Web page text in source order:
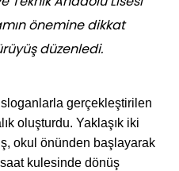
önemine dikkat
düzenledi.
gerçekleştirilen
oluşturdu. Yaklaşık iki
okul önünden başlayarak
kulesinde dönüş